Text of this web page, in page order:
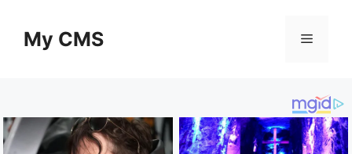
contentMy CMS Menu